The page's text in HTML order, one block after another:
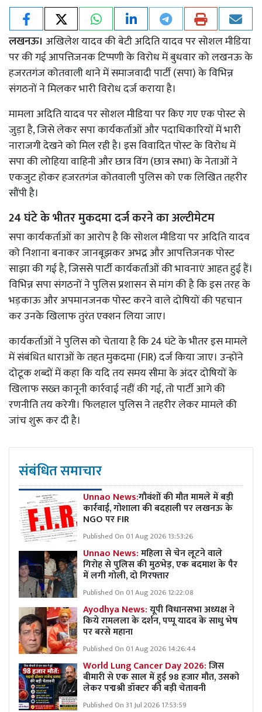
लखनऊ। अखिलेश यादव की बेटी अदिति यादव पर सोशल मीडिया
पर की गई आपत्तिजनक टिप्पणी के विरोध में बुधवार को लखनऊ के
हजरतगंज कोतवाली थाने में समाजवादी पार्टी (सपा) के विभिन्न
संगठनों ने मिलकर भारी विरोध दर्ज कराया है।
मामला अदिति यादव पर सोशल मीडिया पर किए गए एक पोस्ट से
जुड़ा है, जिसे लेकर सपा कार्यकर्ताओं और पदाधिकारियों में भारी
नाराजगी देखने को मिल रही है। इस विवादित पोस्ट के विरोध में
सपा की लोहिया वाहिनी और छात्र विंग (छात्र सभा) के नेताओं ने
एकजुट होकर हजरतगंज कोतवाली पुलिस को एक लिखित तहरीर
सौंपी है।
24 घंटे के भीतर मुकदमा दर्ज करने का अल्टीमेटम
सपा कार्यकर्ताओं का आरोप है कि सोशल मीडिया पर अदिति यादव
को निशाना बनाकर जानबूझकर अभद्र और आपत्तिजनक पोस्ट
साझा की गई है, जिससे पार्टी कार्यकर्ताओं की भावनाएं आहत हुई हैं।
विभिन्न सपा संगठनों ने पुलिस प्रशासन से मांग की है कि इस तरह के
भड़काऊ और अपमानजनक पोस्ट करने वाले दोषियों की पहचान
कर उनके खिलाफ तुरंत एक्शन लिया जाए।
कार्यकर्ताओं ने पुलिस को चेताया है कि 24 घंटे के भीतर इस मामले
में संबंधित धाराओं के तहत मुकदमा (FIR) दर्ज किया जाए। उन्होंने
दोटूक शब्दों में कहा कि यदि तय समय सीमा के अंदर दोषियों के
खिलाफ सख्त कानूनी कार्रवाई नहीं की गई, तो पार्टी आगे की
रणनीति तय करेगी। फिलहाल पुलिस ने तहरीर लेकर मामले की
जांच शुरू कर दी है।
संबंधित समाचार
Unnao News:गौवंशों की मौत मामले में बड़ी
कार्रवाई, गोशाला की बदहाली पर लखनऊ के
NGO पर FIR
Published On 01 Aug 2026 13:53:26
Unnao News:महिला से चेन लूटने वाले
गिरोह से पुलिस की मुठभेड़, एक बदमाश के पैर
में लगी गोली, दो गिरफ्तार
Published On 01 Aug 2026 12:22:08
Ayodhya News:यूपी विधानसभा अध्यक्ष ने
किये रामलला के दर्शन, पप्पू यादव के साधु भेष
पर बरसे महाना
Published On 01 Aug 2026 14:26:44
World Lung Cancer Day 2026:जिस
बीमारी से एक साल में हुई 98 हजार मौत, उसको
लेकर पद्मश्री डॉक्टर की बड़ी चेतावनी
Published On 31 Jul 2026 17:53:59